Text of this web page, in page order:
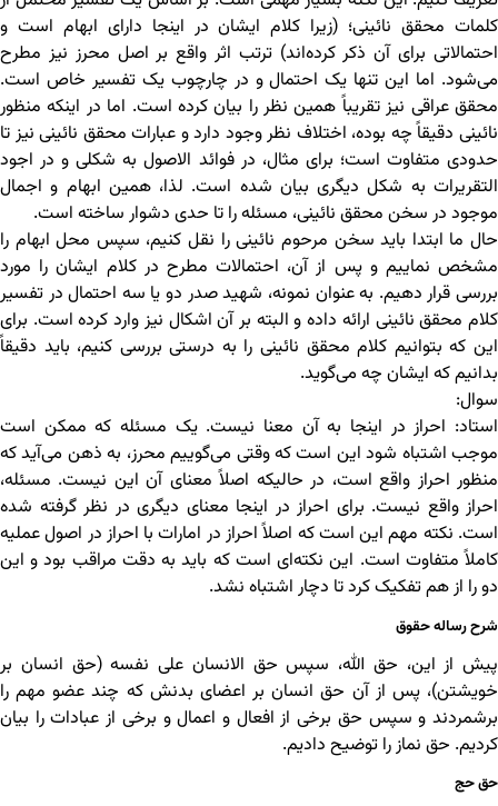
کلمات محقق نائینی؛ (زیرا کلام ایشان در اینجا دارای ابهام است و
احتمالاتی برای آن ذکر کرده‌اند) ترتب اثر واقع بر اصل محرز نیز مطرح
می‌شود. اما این تنها یک احتمال و در چارچوب یک تفسیر خاص است.
محقق عراقی نیز تقریباً همین نظر را بیان کرده است. اما در اینکه منظور
نائینی دقیقاً چه بوده، اختلاف نظر وجود دارد و عبارات محقق نائینی نیز تا
حدودی متفاوت است؛ برای مثال، در فوائد الاصول به شکلی و در اجود
التقریرات به شکل دیگری بیان شده است. لذا، همین ابهام و اجمال
موجود در سخن محقق نائینی، مسئله را تا حدی دشوار ساخته است.
حال ما ابتدا باید سخن مرحوم نائینی را نقل کنیم، سپس محل ابهام را
مشخص نماییم و پس از آن، احتمالات مطرح در کلام ایشان را مورد
بررسی قرار دهیم. به عنوان نمونه، شهید صدر دو یا سه احتمال در تفسیر
کلام محقق نائینی ارائه داده و البته بر آن اشکال نیز وارد کرده است. برای
این که بتوانیم کلام محقق نائینی را به درستی بررسی کنیم، باید دقیقاً
بدانیم که ایشان چه می‌گوید.
سوال:
استاد: احراز در اینجا به آن معنا نیست. یک مسئله که ممکن است
موجب اشتباه شود این است که وقتی می‌گوییم محرز، به ذهن می‌آید که
منظور احراز واقع است، در حالیکه اصلاً معنای آن این نیست. مسئله،
احراز واقع نیست. برای احراز در اینجا معنای دیگری در نظر گرفته شده
است. نکته مهم این است که اصلاً احراز در امارات با احراز در اصول عملیه
کاملاً متفاوت است. این نکته‌ای است که باید به دقت مراقب بود و این
دو را از هم تفکیک کرد تا دچار اشتباه نشد.
شرح رساله حقوق
پیش از این، حق الله، سپس حق الانسان علی نفسه (حق انسان بر
خویشتن)، پس از آن حق انسان بر اعضای بدنش که چند عضو مهم را
برشمردند و سپس حق برخی از افعال و اعمال و برخی از عبادات را بیان
کردیم. حق نماز را توضیح دادیم.
حق حج